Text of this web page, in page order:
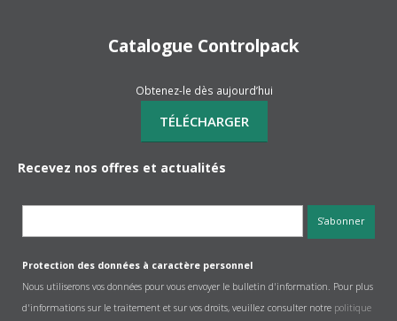
Recevez nos offres et actualités
Protection des données à caractère personnel
Nous utiliserons vos données pour vous envoyer le bulletin d'information. Pour plus
d'informations sur le traitement et sur vos droits, veuillez consulter notre politique
Catalogue Controlpack
Obtenez-le dès aujourd’hui